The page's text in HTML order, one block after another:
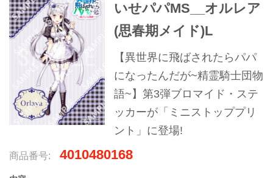
いせパパMS__オルレア
(思春期メイド)L
【異世界に飛ばされたらパパ
になったんだが~精霊騎士団物
語~】第3弾ブロマイド・ステ
ッカーが「ミニストッププリ
ント」に登場!
商品番号: 4010480168